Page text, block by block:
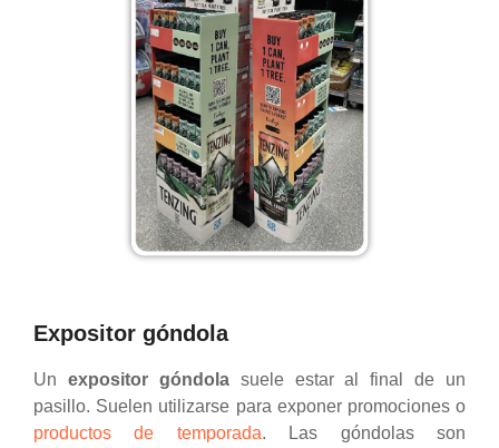
Expositor góndola
Un expositor góndolasuele estar al final de un
pasillo. Suelen utilizarse para exponer promociones o
productos de temporada. Las góndolas son